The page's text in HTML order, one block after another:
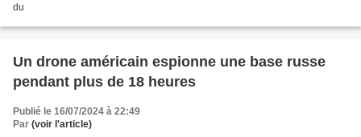
du
Un drone américain espionne une base russe
pendant plus de 18 heures
Publié le 16/07/2024 à 22:49
Par (voir l'article)